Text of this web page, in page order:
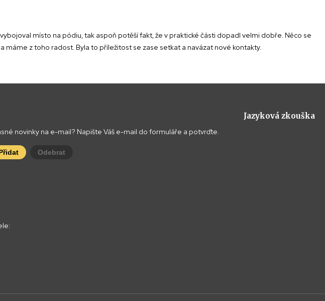
místo na pódiu, tak aspoň potěší fakt, že v praktické části dopadl velmi dobře. Něco se
máme z toho radost. Byla to příležitost se zase setkat a navázat nové kontakty.
novinky na e-mail? Napište Váš e-mail do formuláře a potvrďte.
Odebrat
Jazyková zkouška